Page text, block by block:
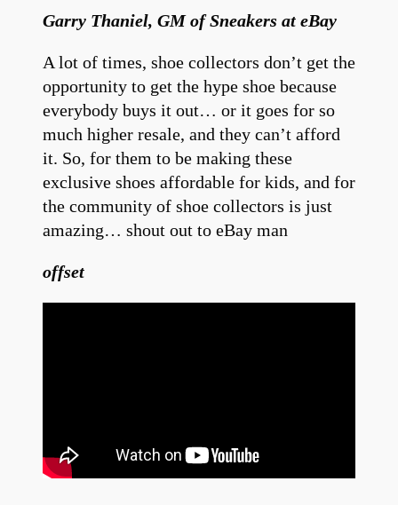
Garry Thaniel, GM of Sneakers at eBay
A lot of times, shoe collectors don’t get the
opportunity to get the hype shoe because
everybody buys it out… or it goes for so
much higher resale, and they can’t afford
it. So, for them to be making these
exclusive shoes affordable for kids, and for
the community of shoe collectors is just
amazing… shout out to eBay man
offset